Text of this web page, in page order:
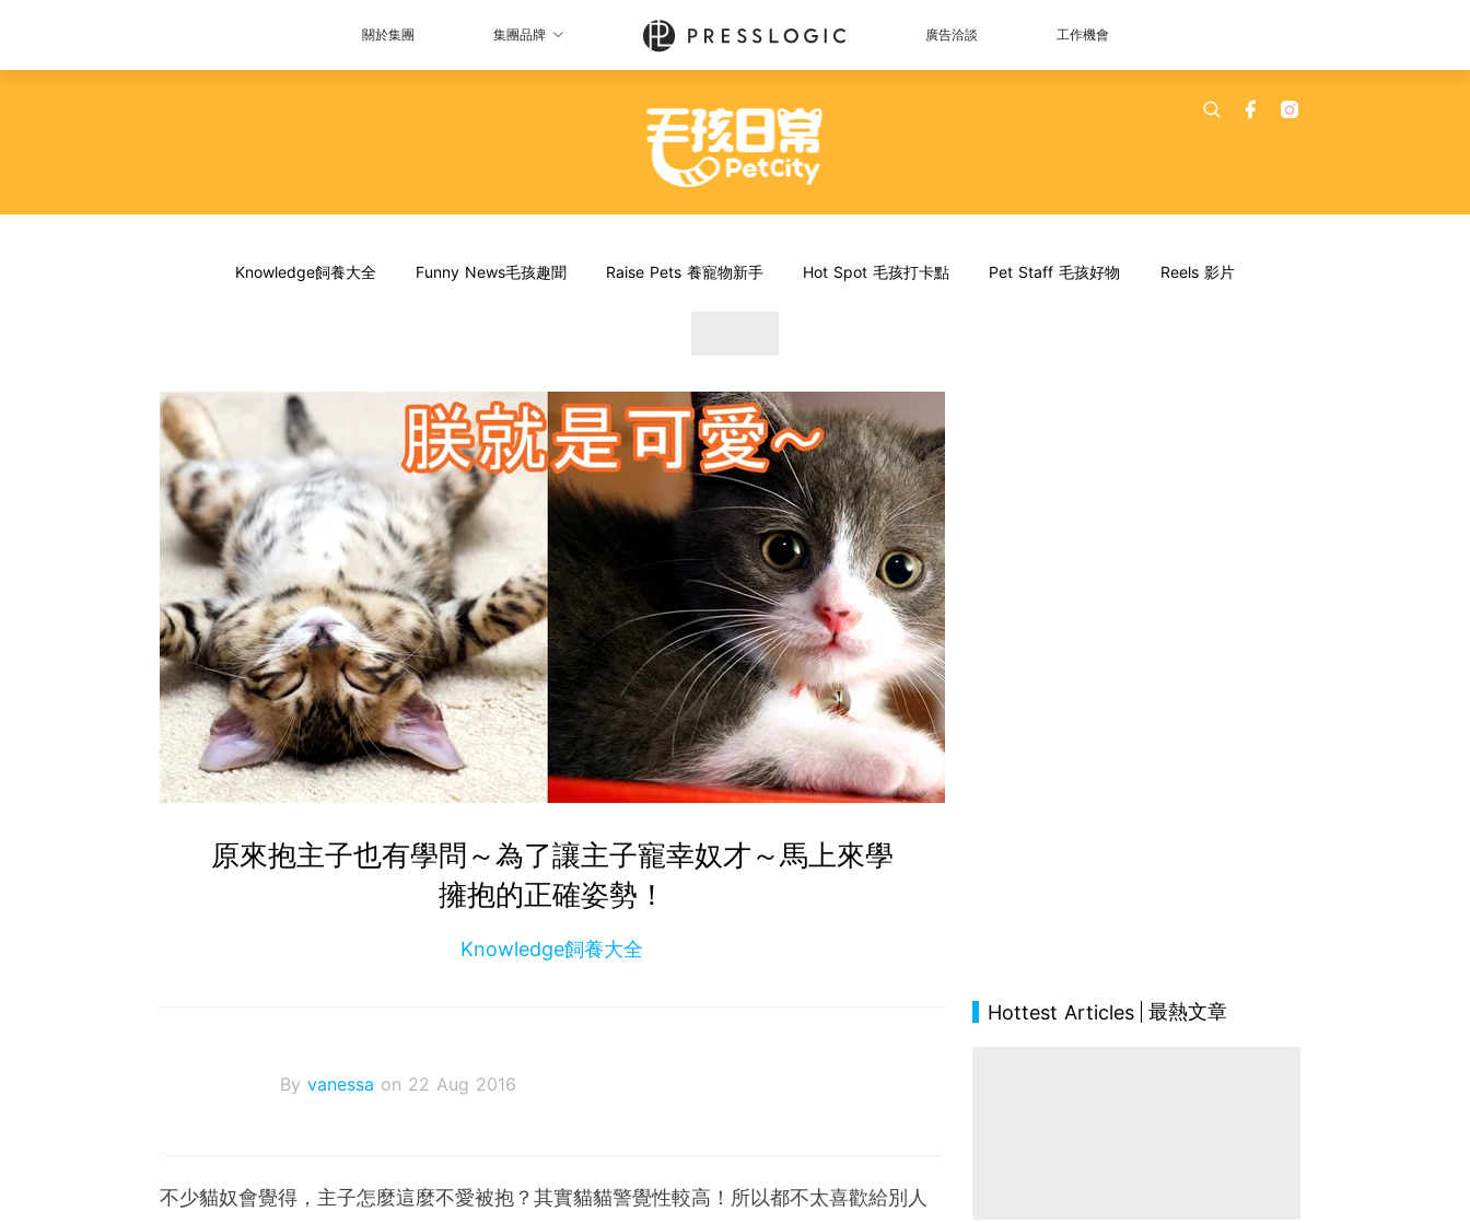
關於集團 集團品牌 廣告洽談 工作機會
Knowledge飼養大全 Funny News毛孩趣聞 Raise Pets 養寵物新手 Hot Spot 毛孩打卡點 Pet Staff 毛孩好物 Reels 影片
原來抱主子也有學問～為了讓主子寵幸奴才～馬上來學
擁抱的正確姿勢！
Knowledge飼養大全
By vanessa on 22 Aug 2016
不少貓奴會覺得，主子怎麼這麼不愛被抱？其實貓貓警覺性較高！所以都不太喜歡給別人
Hottest Articles 最熱文章